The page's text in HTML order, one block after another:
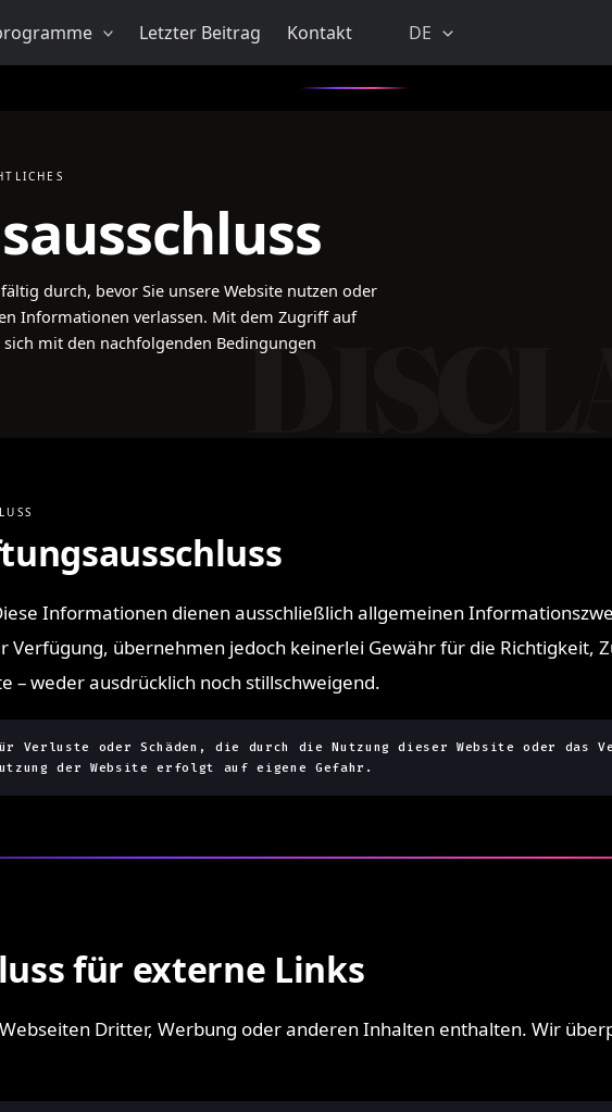
Letzter Beitrag Kontakt DE
durch, bevor Sie unsere Website nutzen oder
Informationen verlassen. Mit dem Zugriff auf
mit den nachfolgenden Bedingungen
Informationen dienen ausschließlich allgemeinen
Verfügung, übernehmen jedoch keinerlei Gewähr für die Richtigkeit,
– weder ausdrücklich noch stillschweigend.
Verluste oder Schäden, die durch die Nutzung dieser Website oder
der Website erfolgt auf eigene Gefahr.
für externe Links
Dritter, Werbung oder anderen Inhalten enthalten. Wir